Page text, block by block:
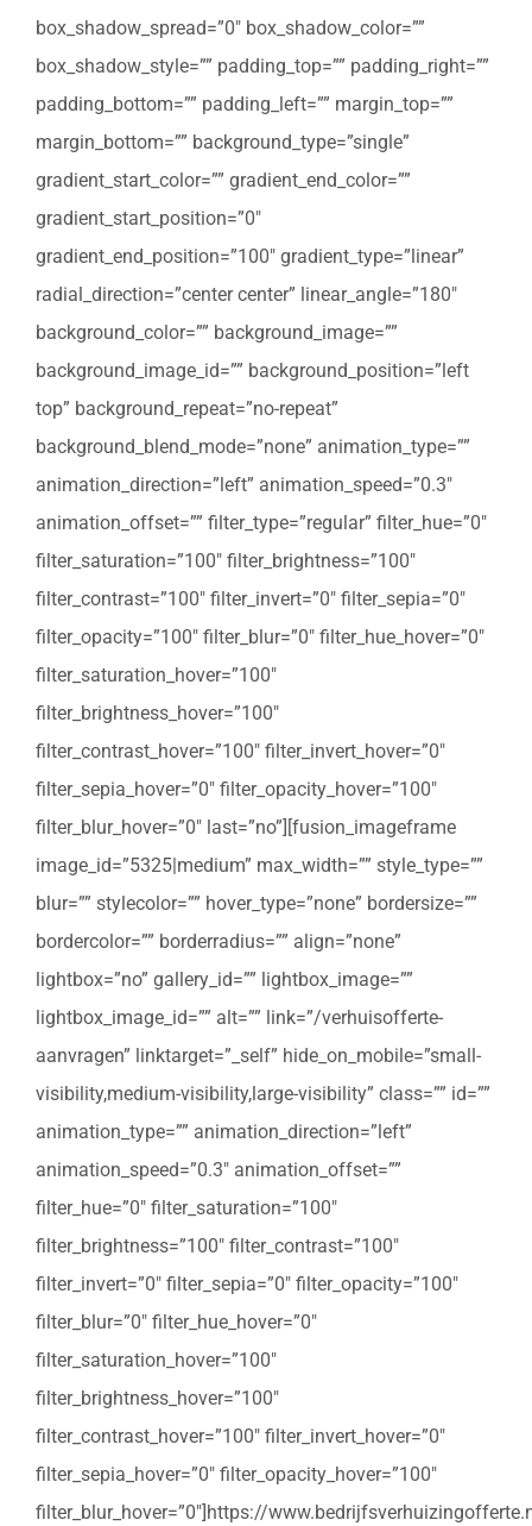
box_shadow_spread=”0″ box_shadow_color=””
box_shadow_style=”” padding_top=”” padding_right=””
padding_bottom=”” padding_left=”” margin_top=””
margin_bottom=”” background_type=”single”
gradient_start_color=”” gradient_end_color=””
gradient_start_position=”0″
gradient_end_position=”100″ gradient_type=”linear”
radial_direction=”center center” linear_angle=”180″
background_color=”” background_image=””
background_image_id=”” background_position=”left
top” background_repeat=”no-repeat”
background_blend_mode=”none” animation_type=””
animation_direction=”left” animation_speed=”0.3″
animation_offset=”” filter_type=”regular” filter_hue=”0″
filter_saturation=”100″ filter_brightness=”100″
filter_contrast=”100″ filter_invert=”0″ filter_sepia=”0″
filter_opacity=”100″ filter_blur=”0″ filter_hue_hover=”0″
filter_saturation_hover=”100″
filter_brightness_hover=”100″
filter_contrast_hover=”100″ filter_invert_hover=”0″
filter_sepia_hover=”0″ filter_opacity_hover=”100″
filter_blur_hover=”0″ last=”no”][fusion_imageframe
image_id=”5325|medium” max_width=”” style_type=””
blur=”” stylecolor=”” hover_type=”none” bordersize=””
bordercolor=”” borderradius=”” align=”none”
lightbox=”no” gallery_id=”” lightbox_image=””
lightbox_image_id=”” alt=”” link=”/verhuisofferte-
aanvragen” linktarget=”_self” hide_on_mobile=”small-
visibility,medium-visibility,large-visibility” class=”” id=””
animation_type=”” animation_direction=”left”
animation_speed=”0.3″ animation_offset=””
filter_hue=”0″ filter_saturation=”100″
filter_brightness=”100″ filter_contrast=”100″
filter_invert=”0″ filter_sepia=”0″ filter_opacity=”100″
filter_blur=”0″ filter_hue_hover=”0″
filter_saturation_hover=”100″
filter_brightness_hover=”100″
filter_contrast_hover=”100″ filter_invert_hover=”0″
filter_sepia_hover=”0″ filter_opacity_hover=”100″
filter_blur_hover=”0″]https://